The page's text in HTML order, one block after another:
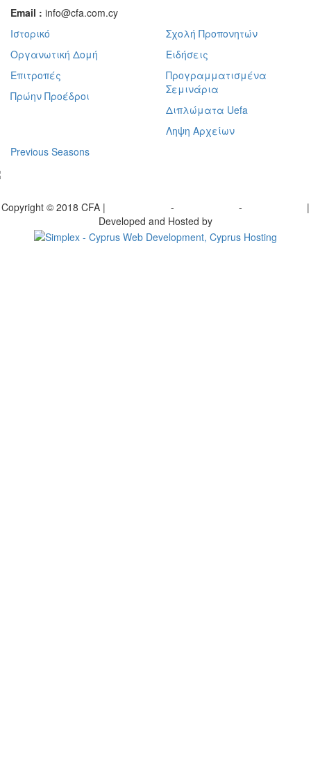
Email : info@cfa.com.cy
Ιστορικό
Οργανωτική Δομή
Επιτροπές
Πρώην Προέδροι
Σχολή Προπονητών
Ειδήσεις
Προγραμματισμένα
Σεμινάρια
Διπλώματα Uefa
Ληψη Αρχείων
Previous Seasons
Copyright © 2018 CFA | - -
|
Developed and Hosted by